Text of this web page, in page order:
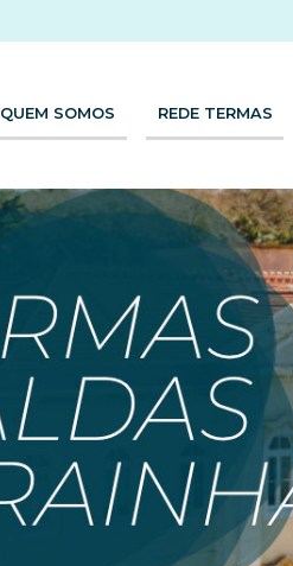
QUEM SOMOS REDE TERMAS